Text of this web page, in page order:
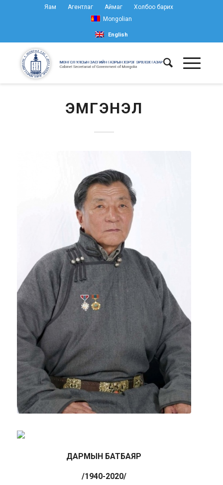
Яам Агентлаг Аймаг
Холбоо барих
Mongolian
English
ЭМГЭНЭЛ
ДАРМЫН БАТБАЯР
/1940-2020/